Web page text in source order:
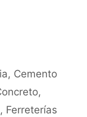
, Cemento
,
, Ferreterías